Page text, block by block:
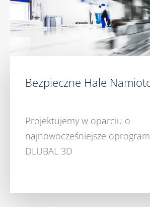
Bezpieczne Hale
Projektujemy w oparciu o
najnowocześniejsze
DLUBAL 3D